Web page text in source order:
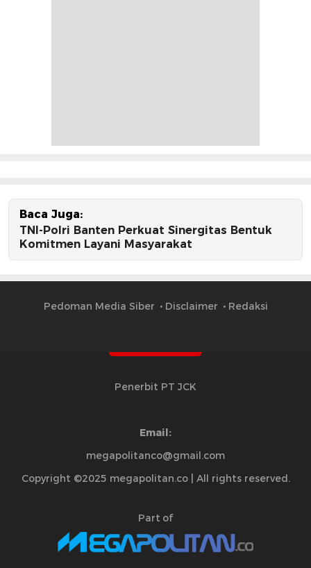
Baca Juga:
TNI-Polri Banten Perkuat Sinergitas Bentuk
Komitmen Layani Masyarakat
Pedoman Media Siber Disclaimer Redaksi
Penerbit PT JCK
Email:
megapolitanco@gmail.com
Copyright ©2025 megapolitan.co | All rights reserved.
Part of